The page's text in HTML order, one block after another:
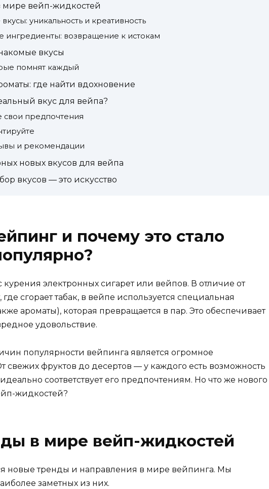
вейп-жидкостей
уникальность и креативность
ингредиенты: возвращение к истокам
вкусы
помнят каждый
где найти вдохновение
вкус для вейпа?
предпочтения
и рекомендации
новых вкусов для вейпа
вкусов — это искусство
и почему это стало
электронных сигарет или вейпов. В отличие от
сгорает табак, в вейпе используется специальная
ароматы), которая превращается в пар. Это обеспечивает
удовольствие.
популярности вейпинга является огромное
свежих фруктов до десертов — у каждого есть возможность
соответствует его предпочтениям. Но что же нового
жидкостей?
в мире вейп-жидкостей
новые тренды и направления в мире вейпинга. Мы
заметных из них.